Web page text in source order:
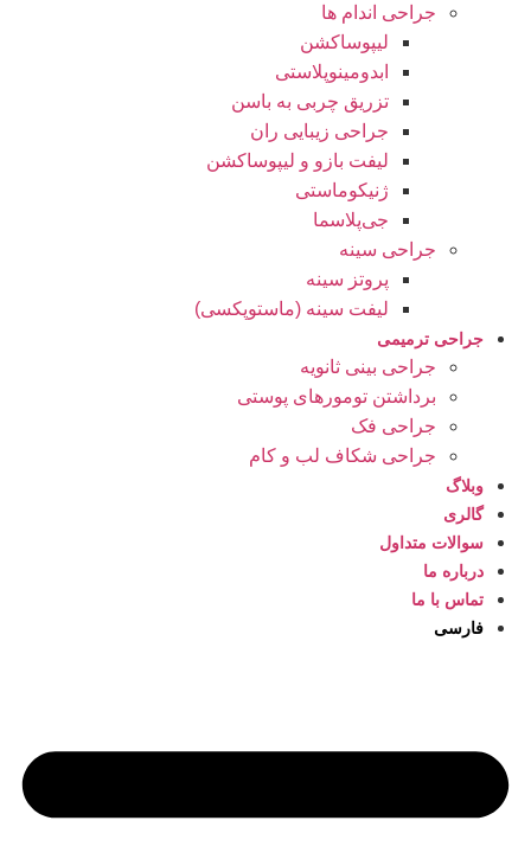
جراحی اندام ها
لیپوساکشن
ابدومینوپلاستی
تزریق چربی به باسن
جراحی زیبایی ران
لیفت بازو و لیپوساکشن
ژنیکوماستی
جی‌پلاسما
جراحی سینه
پروتز سینه
لیفت سینه (ماستوپکسی)
جراحی ترمیمی
جراحی بینی ثانویه
برداشتن تومورهای پوستی
جراحی فک
جراحی شکاف لب و کام
وبلاگ
گالری
سوالات متداول
درباره ما
تماس با ما
فارسی